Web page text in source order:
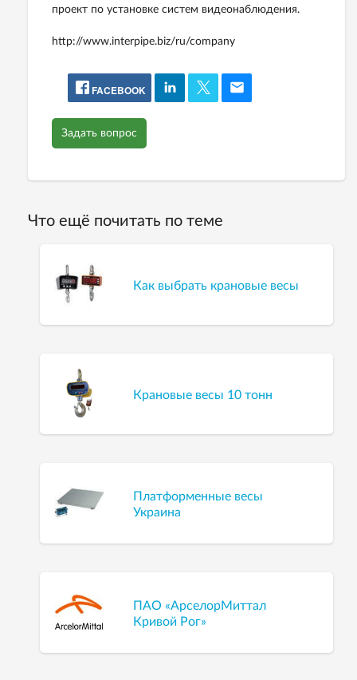
проект по установке систем видеонаблюдения.
http://www.interpipe.biz/ru/company
FACEBOOK
Задать вопрос
Что ещё почитать по теме
Как выбрать крановые весы
Крановые весы 10 тонн
Платформенные весы
Украина
ПАО «АрселорМиттал
Кривой Рог»